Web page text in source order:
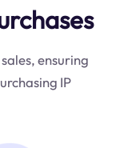
ensuring
IP